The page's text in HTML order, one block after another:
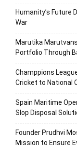
Humanity’s Future
War
Marutika
Portfolio Through
Champpions
Cricket to National
Spain Maritime
Slop Disposal
Founder Prudhvi
Mission to Ensure